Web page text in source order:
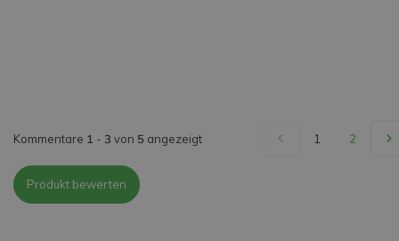
Kommentare 1 - 3 von 5 angezeigt 1 2
Produkt bewerten